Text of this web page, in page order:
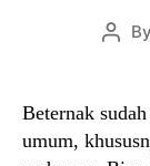
Post
By
Beternak
umum,